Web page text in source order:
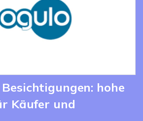
hohe
Käufer und